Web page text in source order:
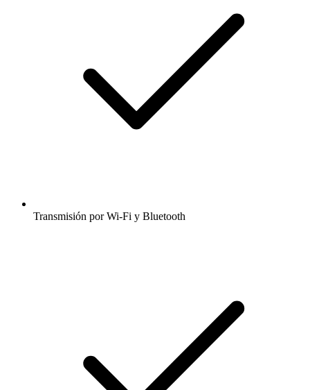
Transmisión por Wi-Fi y Bluetooth